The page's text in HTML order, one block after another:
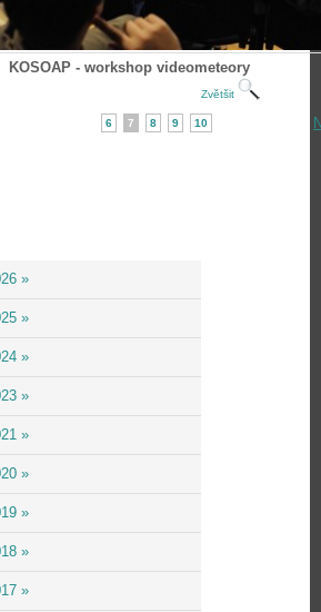
»
»
»
»
»
»
»
»
»
KOSOAP - workshop videometeory
Zvětšit
6 7 8 9 10